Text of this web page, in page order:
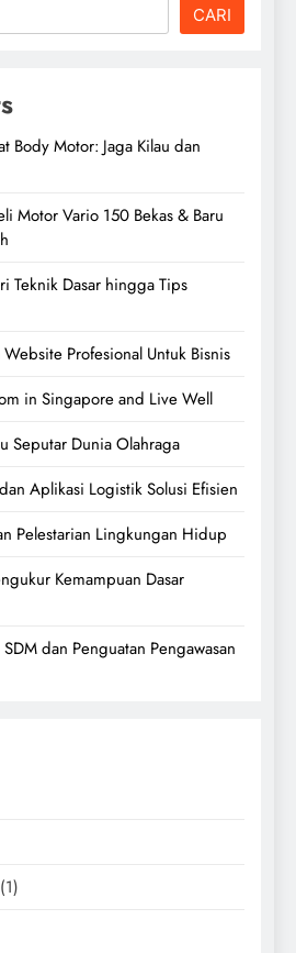
CARI
Body Motor: Jaga Kilau dan
Motor Vario 150 Bekas & Baru
Teknik Dasar hingga Tips
Website Profesional Untuk Bisnis
in Singapore and Live Well
Seputar Dunia Olahraga
Aplikasi Logistik Solusi Efisien
Pelestarian Lingkungan Hidup
Kemampuan Dasar
dan Penguatan Pengawasan
(1)